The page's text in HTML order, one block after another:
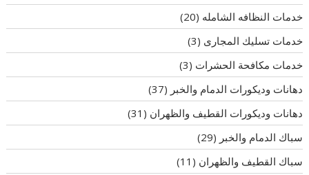
خدمات النظافه الشامله (20)
خدمات تسليك المجارى (3)
خدمات مكافحة الحشرات (3)
دهانات وديكورات الدمام والخبر (37)
دهانات وديكورات القطيف والظهران (31)
سباك الدمام والخبر (29)
سباك القطيف والظهران (11)